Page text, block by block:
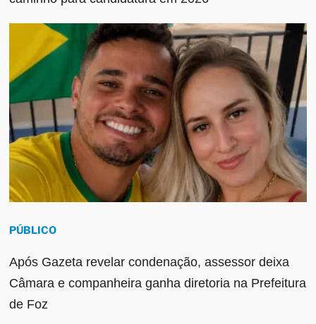
PÚBLICO
Após Gazeta revelar condenação, assessor deixa
Câmara e companheira ganha diretoria na Prefeitura
de Foz